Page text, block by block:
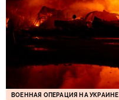
ВОЕННАЯ ОПЕРАЦИЯ НА УКРАИНЕ